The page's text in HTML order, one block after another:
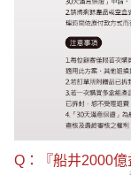
Q：『船井2000億
Q：『船井2000億